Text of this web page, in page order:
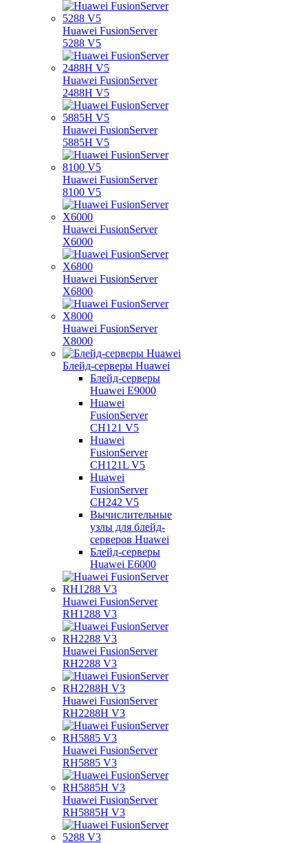
Huawei FusionServer
5288 V5
Huawei FusionServer
2488H V5
Huawei FusionServer
5885H V5
Huawei FusionServer
8100 V5
Huawei FusionServer
X6000
Huawei FusionServer
X6800
Huawei FusionServer
X8000
Блейд-серверы Huawei
Блейд-серверы
Huawei E9000
Huawei
FusionServer
CH121 V5
Huawei
FusionServer
CH121L V5
Huawei
FusionServer
CH242 V5
Вычислительные
узлы для блейд-
серверов Huawei
Блейд-серверы
Huawei E6000
Huawei FusionServer
RH1288 V3
Huawei FusionServer
RH2288 V3
Huawei FusionServer
RH2288H V3
Huawei FusionServer
RH5885 V3
Huawei FusionServer
RH5885H V3